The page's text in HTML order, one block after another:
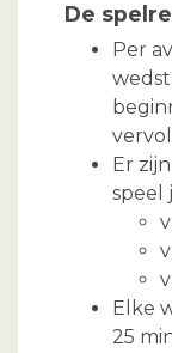
De
Per
Er
speel
Elke
25